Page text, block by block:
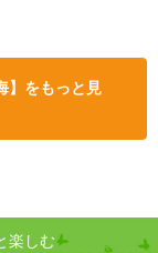
】をもっと見
楽しむ